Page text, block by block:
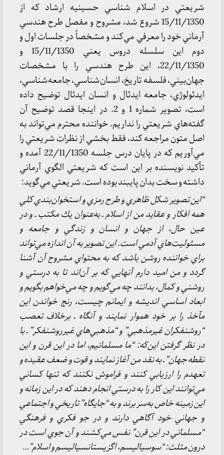
شريعتي در اسلام شناسي حسينيه ارشاد كه از
15/11/1350 شروع شد، مشروح و مفصل طرح هندسي
آرماني خود را معرفي مي‌كند و مشخصاً در جلسات اول و
دوم اين سلسله دروس يعني 15/11/1350 و
22/11/1350، اين طرح هندسي را با مشخصات
جهان‌بيني، فلسفه تاريخ، انسان‌شناسي، جامعه‌شناسي،
ايدئولوژي، جامعه ايدئال و انسان ايدئال توضيح داده
است، تصوير شماره 1 و 2. در اينجا قصد توضيح آن
گفته‌هاي شريعتي را نداريم. خواننده محترم مي‌تواند به
اصل متون مراجعه كند، فقط بخشي از نظرات شريعتي را
مي‌آوريم كه در پايان درس جلسه 22/11/1350 آمده و
تأكيد نويسنده بر اين است كه شريعتي الگوي آرماني
داشته و سخت بدان پايبند بوده است. شريعتي مي‌گويد:
“اين تصوير شكل ظاهري و طرح رمزي و استخوان‌‌بندي كلي
همه افكار و عقايد من از اسلام ـ به‌عنوان يك مكتب ـ و در
عين حال، از جهان و انسان و زندگي و جامعه و
مسئوليت‌هاي آدمي است. اين تصوير به آن اندازه مي‌تواند
براي خواننده روشن باشد كه به محتواي مشروح آن آشنا
گردد و من اميد دارم آنهايي كه بر آن‌اند تا به درستي و
روشني و كمال، بدانند چه مي‌گويم و چه مي‌خواهم بگويم و
ابعاد اساسي انديشه و ايمانم چيست، رنج خواندن اين
مآخذ را بر خود هموار نمايند و آنگاه ـ برخلاف تعصب
“روشنفكران غيرمذهبي” و “مذهبي‌هاي غيرروشنفكر” ـ با
در نظر گرفتن اين‌كه: “ما مسلمانيم، اما در اين قرن و اين
نقطه جهان” ـ به نقد من آغاز نمايند و قوت و ضعف عقيده و
تعهدم را ارزيابي كنند و فراموش نكنند كه تنها كساني
مي‌توانند اين كار را به درستي انجام دهند كه در اين زمانه و
اين زمينه خاص به‌سر برند و به “جايگاه” تاريخي و اجتماعي
و جهاني خود آگاهي دارند و در جو فكري و فرهنگي
“مسلماني در اين قرن” نفس مي‌كشند و آن جوي است در
درون مثلث: “سوسياليسم، اگزيستانسياليسم و اسلام”…